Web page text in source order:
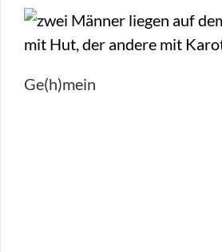
Ge(h)mein